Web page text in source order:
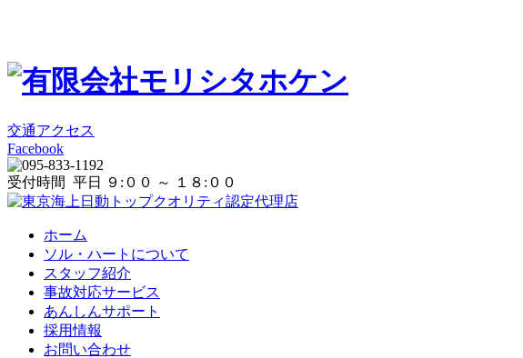
交通アクセス
Facebook
受付時間 平日 ９:００ ～ １８:００
ホーム
ソル・ハートについて
スタッフ紹介
事故対応サービス
あんしんサポート
採用情報
お問い合わせ